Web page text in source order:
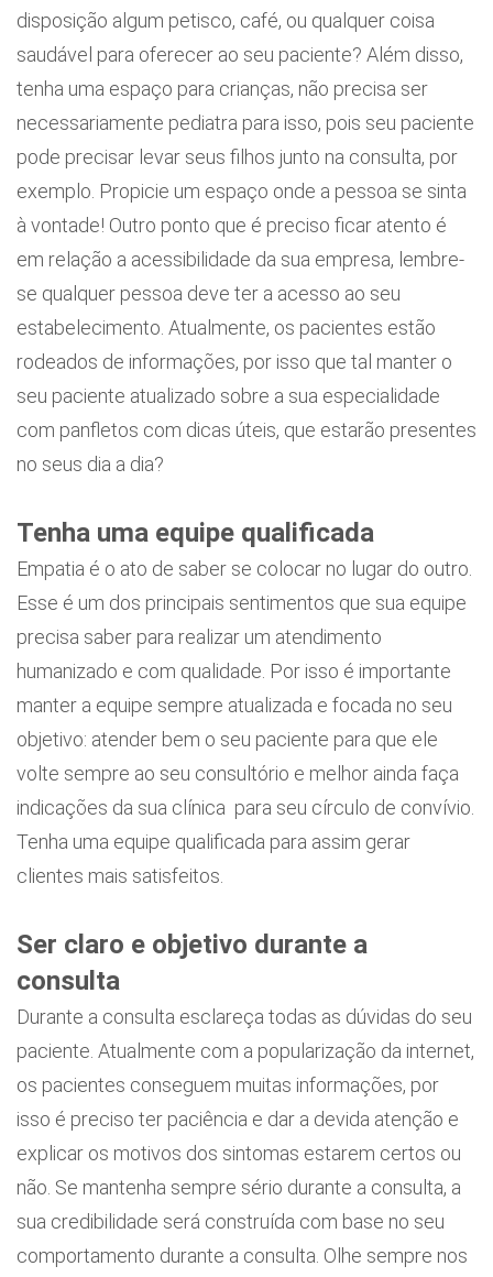
disposição algum petisco, café, ou qualquer coisa
saudável para oferecer ao seu paciente? Além disso,
tenha uma espaço para crianças, não precisa ser
necessariamente pediatra para isso, pois seu paciente
pode precisar levar seus filhos junto na consulta, por
exemplo. Propicie um espaço onde a pessoa se sinta
à vontade! Outro ponto que é preciso ficar atento é
em relação a acessibilidade da sua empresa, lembre-
se qualquer pessoa deve ter a acesso ao seu
estabelecimento. Atualmente, os pacientes estão
rodeados de informações, por isso que tal manter o
seu paciente atualizado sobre a sua especialidade
com panfletos com dicas úteis, que estarão presentes
no seus dia a dia?
Tenha uma equipe qualificada
Empatia é o ato de saber se colocar no lugar do outro.
Esse é um dos principais sentimentos que sua equipe
precisa saber para realizar um atendimento
humanizado e com qualidade. Por isso é importante
manter a equipe sempre atualizada e focada no seu
objetivo: atender bem o seu paciente para que ele
volte sempre ao seu consultório e melhor ainda faça
indicações da sua clínica para seu círculo de convívio.
Tenha uma equipe qualificada para assim gerar
clientes mais satisfeitos.
Ser claro e objetivo durante a
consulta
Durante a consulta esclareça todas as dúvidas do seu
paciente. Atualmente com a popularização da internet,
os pacientes conseguem muitas informações, por
isso é preciso ter paciência e dar a devida atenção e
explicar os motivos dos sintomas estarem certos ou
não. Se mantenha sempre sério durante a consulta, a
sua credibilidade será construída com base no seu
comportamento durante a consulta. Olhe sempre nos